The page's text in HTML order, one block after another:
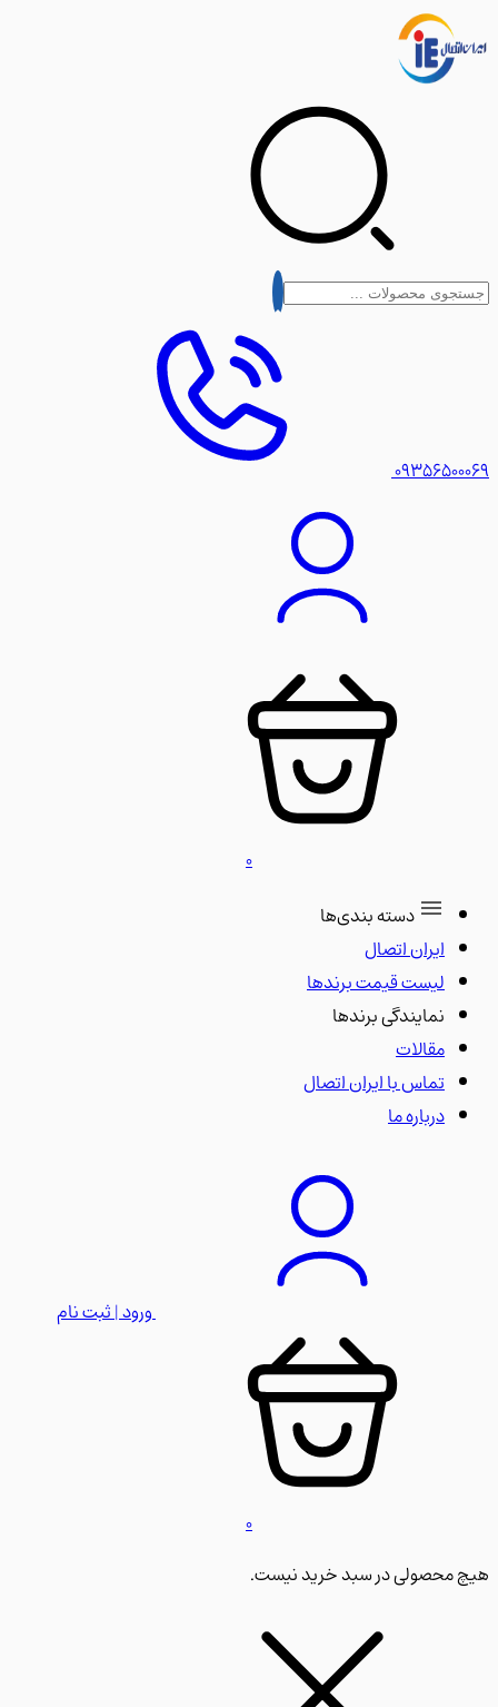
دسته بندی‌ها
ایران اتصال
لیست قیمت برندها
نمایندگی برندها
مقالات
تماس با ایران اتصال
درباره ما
ورود | ثبت نام
در سبد خرید نیست.